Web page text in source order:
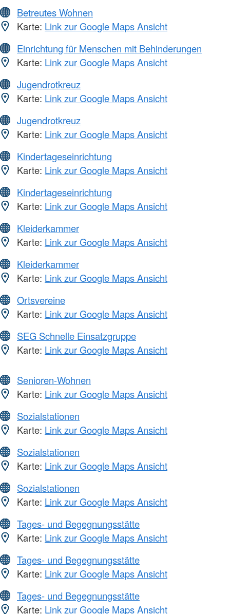
Betreutes Wohnen
Karte: Link zur Google Maps Ansicht
Einrichtung für Menschen mit Behinderungen
Karte: Link zur Google Maps Ansicht
Jugendrotkreuz
Karte: Link zur Google Maps Ansicht
Jugendrotkreuz
Karte: Link zur Google Maps Ansicht
Kindertageseinrichtung
Karte: Link zur Google Maps Ansicht
Kindertageseinrichtung
Karte: Link zur Google Maps Ansicht
Kleiderkammer
Karte: Link zur Google Maps Ansicht
Kleiderkammer
Karte: Link zur Google Maps Ansicht
Ortsvereine
Karte: Link zur Google Maps Ansicht
SEG Schnelle Einsatzgruppe
Karte: Link zur Google Maps Ansicht
Senioren-Wohnen
Karte: Link zur Google Maps Ansicht
Sozialstationen
Karte: Link zur Google Maps Ansicht
Sozialstationen
Karte: Link zur Google Maps Ansicht
Sozialstationen
Karte: Link zur Google Maps Ansicht
Tages- und Begegnungsstätte
Karte: Link zur Google Maps Ansicht
Tages- und Begegnungsstätte
Karte: Link zur Google Maps Ansicht
Tages- und Begegnungsstätte
Karte: Link zur Google Maps Ansicht